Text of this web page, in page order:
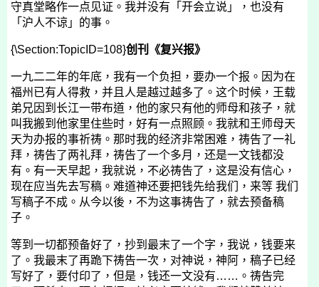
守真堂略作一点见证。我并没有「开会立说」，也没有
「沪人不谅」的事。
{\Section:TopicID=108}创刊《复兴报》
一九二二年的年底，我有一个负担，要办一个报。因为在
福州已有人得救，并且人是越过越多了。这个时候，王载
弟兄因到长江一带布道，他的家只有他的师母和孩子，就
叫我搬到他家里住些时，好有一点照顾。我就和王师母天
天为办报的事祈祷。那时我的经济非常困难，祷告了一礼
拜，祷告了两礼拜，祷告了一个多月，还是一文钱都没
有。有一天早起，我就说，不必祷告了，这是没有信心，
现在应当先去写稿。难道神还要把钱先给我们，来等 我们
写稿子不成。从今以後，不为这事祷告了，就去预备稿
子。
等到一切都预备好了，抄到最末了一个字，我说，钱要来
了。我最末了再跪下祷告一次，对神说，神阿，稿子已经
写好了，要付印了，但是，钱还一文没有……。祷告完